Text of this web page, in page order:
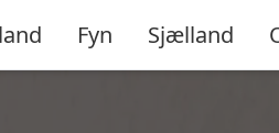
Fyn Sjælland